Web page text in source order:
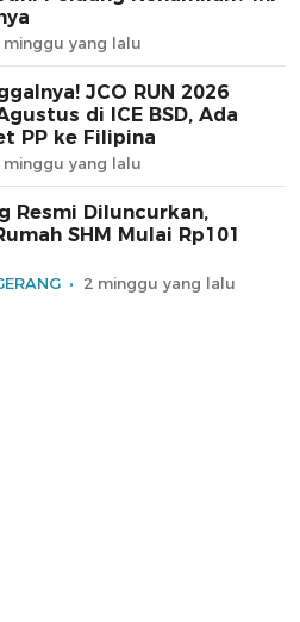
minggu yang lalu
JCO RUN 2026
di ICE BSD, Ada
PP ke Filipina
minggu yang lalu
Resmi Diluncurkan,
SHM Mulai Rp101
2 minggu yang lalu